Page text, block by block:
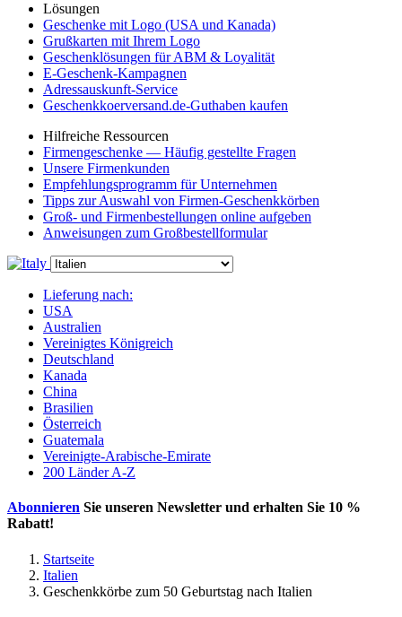
Lösungen
Geschenke mit Logo (USA und Kanada)
Grußkarten mit Ihrem Logo
Geschenklösungen für ABM & Loyalität
E-Geschenk-Kampagnen
Adressauskunft-Service
Geschenkkoerversand.de-Guthaben kaufen
Hilfreiche Ressourcen
Firmengeschenke — Häufig gestellte Fragen
Unsere Firmenkunden
Empfehlungsprogramm für Unternehmen
Tipps zur Auswahl von Firmen-Geschenkkörben
Groß- und Firmenbestellungen online aufgeben
Anweisungen zum Großbestellformular
Lieferung nach:
USA
Australien
Vereinigtes Königreich
Deutschland
Kanada
China
Brasilien
Österreich
Guatemala
Vereinigte-Arabische-Emirate
200 Länder A-Z
Abonnieren Sie unseren Newsletter und erhalten Sie 10 %
Rabatt!
Startseite
Italien
Geschenkkörbe zum 50 Geburtstag nach Italien